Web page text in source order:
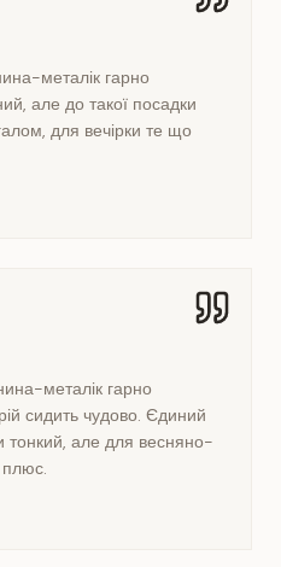
металік гарно
але до такої посадки
для вечірки те що
металік гарно
сидить чудово. Єдиний
тонкий, але для весняно-
плюс.